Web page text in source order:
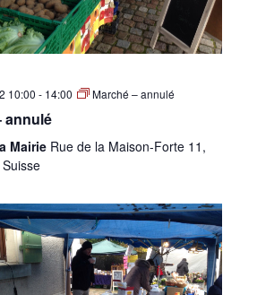
10:00 - 14:00 Marché – annulé
annulé
Mairie Rue de la Maison-Forte 11,